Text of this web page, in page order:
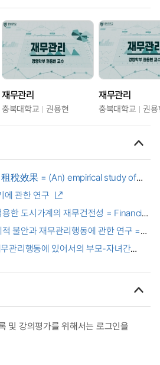
재무관리
충북대학교 권용현
재무관리
충북대학교 권
稅效果 = (An) empirical study of
decision in korea
에 관한 연구
한 도시가계의 재무건전성 = Financial
with the application of
management
불안과 재무관리행동에 관한 연구 =
Distress and the Financial
of the Household Financial
관리행동에 있어서의 부모-자녀간
Parents in Credit Attitude and
및 강의평가를 위해서는 로그인을